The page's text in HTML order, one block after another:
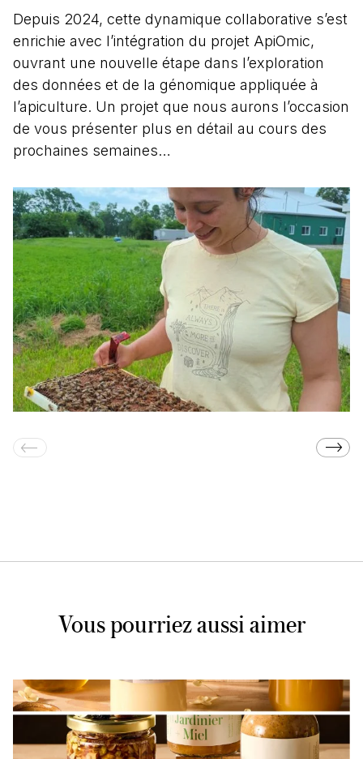
Depuis 2024, cette dynamique collaborative s’est
enrichie avec l’intégration du projet ApiOmic,
ouvrant une nouvelle étape dans l’exploration
des données et de la génomique appliquée à
l’apiculture. Un projet que nous aurons l’occasion
de vous présenter plus en détail au cours des
prochaines semaines…
Vous pourriez aussi aimer